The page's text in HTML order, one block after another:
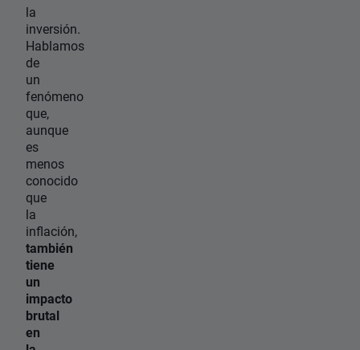
la
inversión.
Hablamos
de
un
fenómeno
que,
aunque
es
menos
conocido
que
la
inflación,
también
tiene
un
impacto
brutal
en